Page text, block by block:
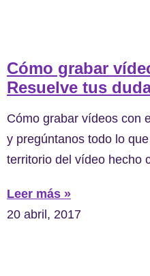
Cómo grabar
Resuelve tus
Cómo grabar vídeos con
y pregúntanos todo lo
territorio del vídeo hecho
Leer más »
20 abril, 2017